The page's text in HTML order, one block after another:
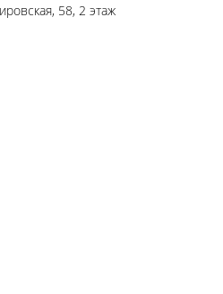
58, 2 этаж